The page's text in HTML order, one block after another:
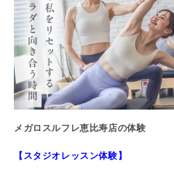
メガロスルフレ恵比寿店の体験
【スタジオレッスン体験】